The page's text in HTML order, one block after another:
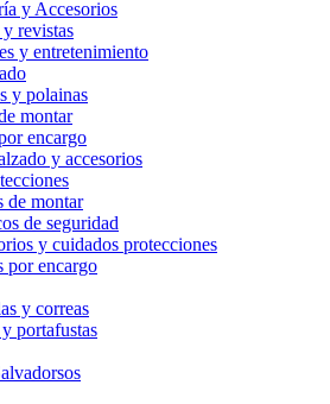
y Accesorios
revistas
y entretenimiento
y polainas
montar
encargo
y accesorios
de montar
de seguridad
y cuidados protecciones
por encargo
y correas
portafustas